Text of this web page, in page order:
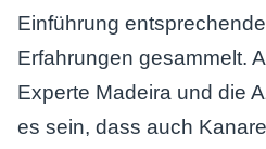
Einführung
Erfahrungen gesammelt.
Experte Madeira und die
es sein, dass auch